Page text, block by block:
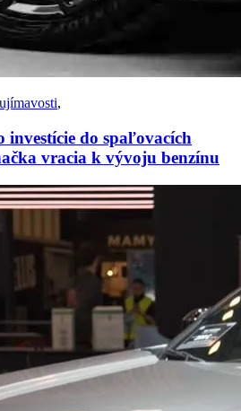
,
investície do spaľovacích
vracia k vývoju benzínu